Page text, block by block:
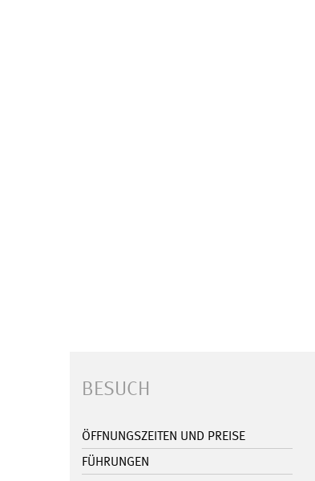
BESUCH
ÖFFNUNGSZEITEN UND PREISE
FÜHRUNGEN